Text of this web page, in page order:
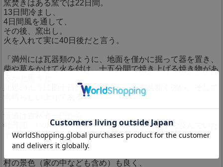
窯焚きはある窯では22日間。
13日間冷まし、
4日間風を通して、
その後、窯出し。
火を入れて実に40日後だと言う。
「満州には瓦器類のように、地面を僅かに掘って器を置き、
柴や草をかけて火を付け、十五分間で焼き上げる焼き物があ
此処のように四十日の物があるが、双方共粗く強い。そして
素晴らしい上りである。」
流通は吉林省一円から、
牡丹江、ハルビン、緩化、チチハル四平街にまで及んでいた
そう。
村の景色（家の中なども含め）も良く、